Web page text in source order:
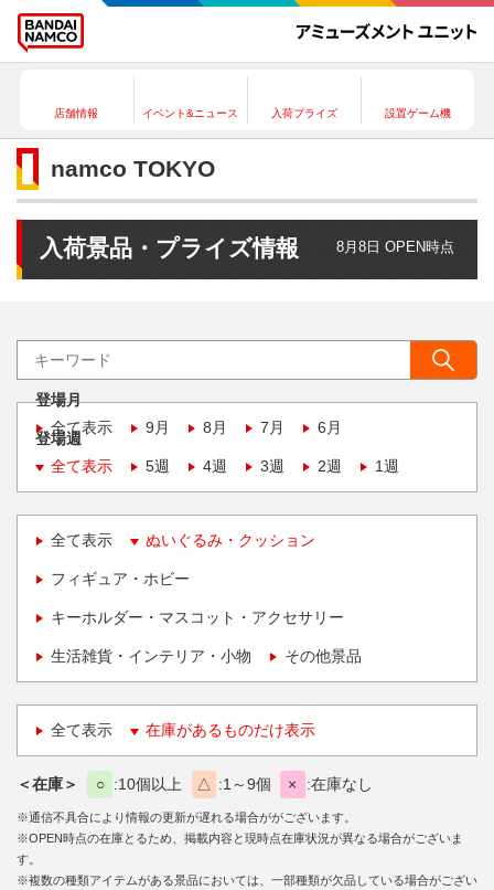
店舗情報 イベント&ニュース 入荷プライズ 設置ゲーム機
namco TOKYO
入荷景品・プライズ情報 8月8日 OPEN時点
登場月
全て表示
9月 8月 7月 6月
登場週
全て表示
5週 4週 3週 2週 1週
全て表示 ぬいぐるみ・クッション
フィギュア・ホビー
キーホルダー・マスコット・アクセサリー
生活雑貨・インテリア・小物 その他景品
全て表示 在庫があるものだけ表示
＜在庫＞ ○ 10個以上 △ 1～9個 × 在庫なし
※通信不具合により情報の更新が遅れる場合ががございます。
※OPEN時点の在庫とるため、掲載内容と現時点在庫状況が異なる場合がございま
す。
※複数の種類アイテムがある景品においては、一部種類が欠品している場合がござい